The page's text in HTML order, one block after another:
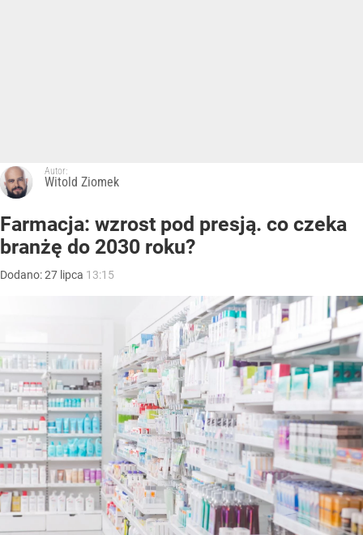
Autor:
Witold Ziomek
Farmacja: wzrost pod presją. co czeka
branżę do 2030 roku?
Dodano:27 lipca 13:15